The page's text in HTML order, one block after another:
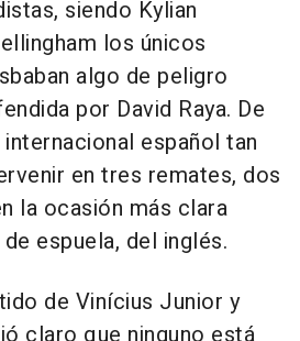
siendo Kylian
los únicos
algo de peligro
por David Raya. De
español tan
en tres remates, dos
la ocasión más clara
espuela, del inglés.
de Vinícius Junior y